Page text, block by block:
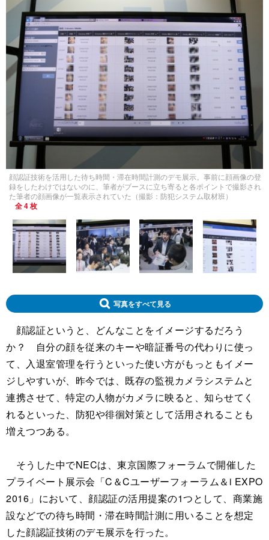
顔認証技術を活用した待ち時間・滞在時間計測のデモ展示。事前に顔画像の登
録をしたわけではないのに、筆者がブースに立ち寄ると各ポイントで撮影され
た筆者の顔画像が一覧表示されていた（撮影：防犯システム取材班）
全 4 枚
写真をすべて見る
顔認証というと、どんなことをイメージするだろう
か？ 自分の顔を従来のキーや暗証番号の代わりに使っ
て、入退室管理を行うといった使い方がもっともイメー
ジしやすいが、昨今では、既存の監視カメラシステムと
連携させて、特定の人物がカメラに映ると、知らせてく
れるといった、防犯や徘徊対策として活用されることも
増えつつある。
そうした中でNECは、東京国際フォーラムで開催した
プライベート展示会「C＆Cユーザーフォーラム＆i EXPO
2016」において、顔認証の活用提案の1つとして、商業施
設などでの待ち時間・滞在時間計測に用いることを想定
した顔認証技術のデモ展示を行った。